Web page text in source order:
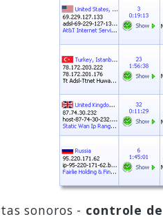
sonoros - controle